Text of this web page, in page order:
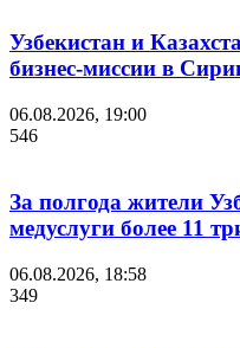
Узбекистан и
бизнес-миссии в
06.08.2026, 19:00
546
За полгода жители
медуслуги более 11
06.08.2026, 18:58
349